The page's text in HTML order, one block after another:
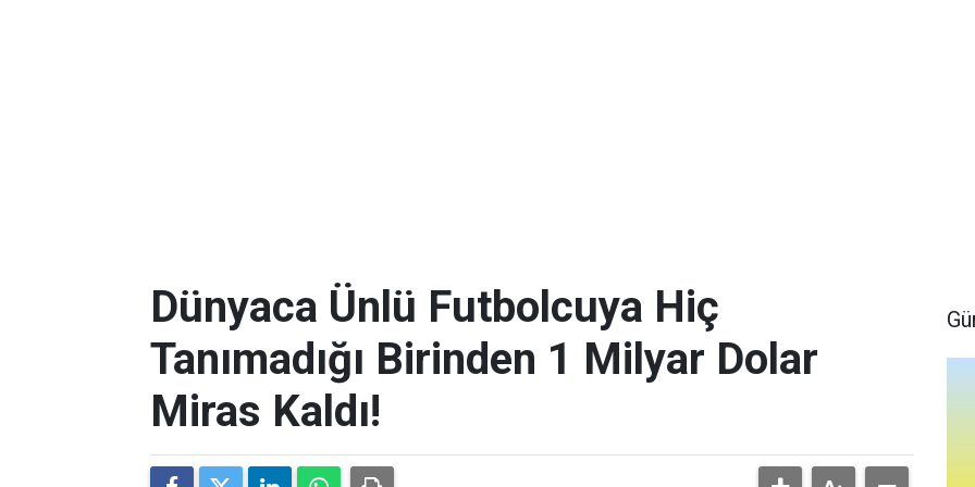
Dünyaca Ünlü Futbolcuya Hiç
Tanımadığı Birinden 1 Milyar Dolar
Miras Kaldı!